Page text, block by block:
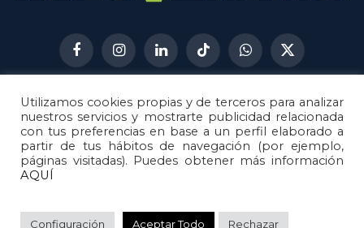
FacebookInstagramLinkedInTikTokWhatsApp
X
(Twitter)
AVISO LEGAL
METODOLOGÍA
POLÍTICA DE COOKIES
POLÍTICA DE CORRECCIONES
© 2026Metech. Todos los derechos reservados.
Utilizamos cookies propias y de terceros para analizar
nuestros servicios y mostrarte publicidad relacionada
con tus preferencias en base a un perfil elaborado a
partir de tus hábitos de navegación (por ejemplo,
páginas visitadas). Puedes obtener más información
AQUÍ
Configuración Aceptar Todo Rechazar